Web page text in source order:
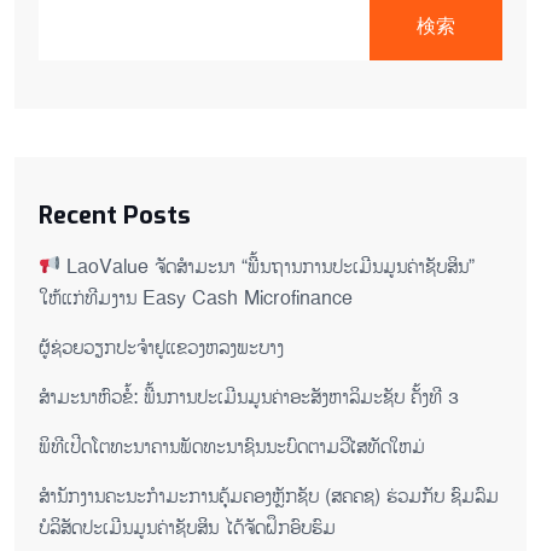
検索
Recent Posts
LaoValue ຈັດສຳມະນາ “ພື້ນຖານການປະເມີນມູນຄ່າຊັບສິນ”
ໃຫ້ແກ່ທີມງານ Easy Cash Microfinance
ຜູ້ຊ່ວຍ​ວຽກປະ​ຈຳ​ຢູ​​ແຂວງຫລງ​ພະ​ບາງ
ສຳມະນາຫົວຂໍ້: ພື້ນການປະເມີນມູນຄ່າອະສັງຫາລິມະຊັບ ຄັ້ງທີ 3
ພິ​ທີ​ເປີດ​ໂຕ​ທະ​ນາ​ຄານ​ພັດ​ທະ​ນາ​ຊົນ​ນະ​ບົດ​ຕາມ​ວິ​ໄສ​ທັດ​ໃຫມ່
ສໍານັກງານຄະນະກໍາມະການຄຸ້ມຄອງຫຼັກຊັບ (ສຄຄຊ) ຮ່ວມກັບ ຊົມລົມ
ບໍລິສັດປະເມີນມູນຄ່າຊັບສິນ ໄດ້ຈັດຝຶກອົບຮົມ